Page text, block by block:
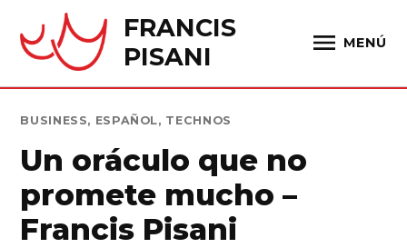
contenido
FRANCIS
PISANI
MENÚ
PUBLICADO
BUSINESS, ESPAÑOL, TECHNOS
Un oráculo que no
promete mucho –
Francis Pisani